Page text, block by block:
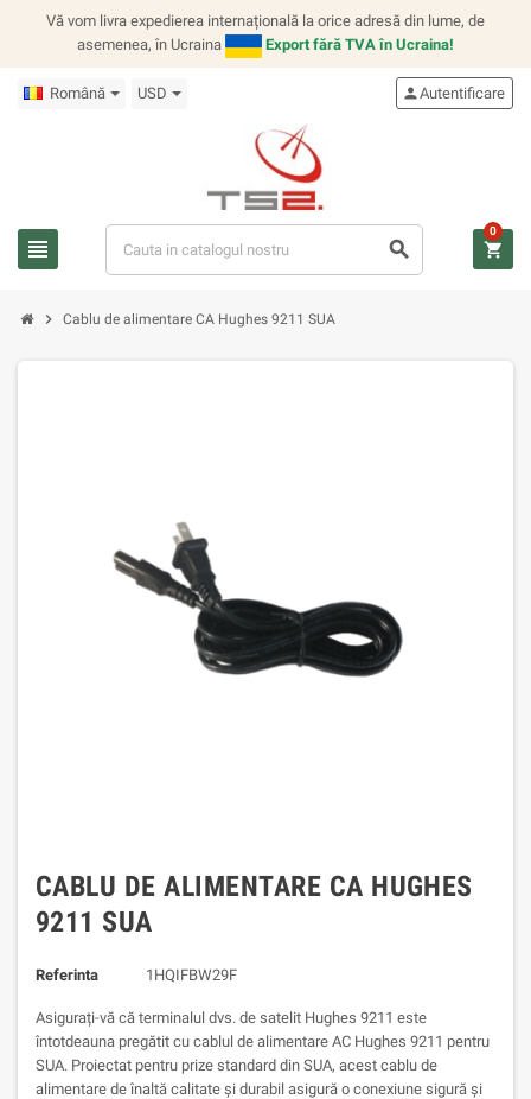
Vă vom livra expedierea internațională la orice adresă din lume, de
asemenea, în Ucraina
Export fără TVA în Ucraina!
Română USD
view_headline search
personAutentificare
shopping_cart
0
chevron_right Cablu de alimentare CA Hughes 9211 SUA
CABLU DE ALIMENTARE CA HUGHES
9211 SUA
Referinta 1HQIFBW29F
Asigurați-vă că terminalul dvs. de satelit Hughes 9211 este
întotdeauna pregătit cu cablul de alimentare AC Hughes 9211 pentru
SUA. Proiectat pentru prize standard din SUA, acest cablu de
alimentare de înaltă calitate și durabil asigură o conexiune sigură și